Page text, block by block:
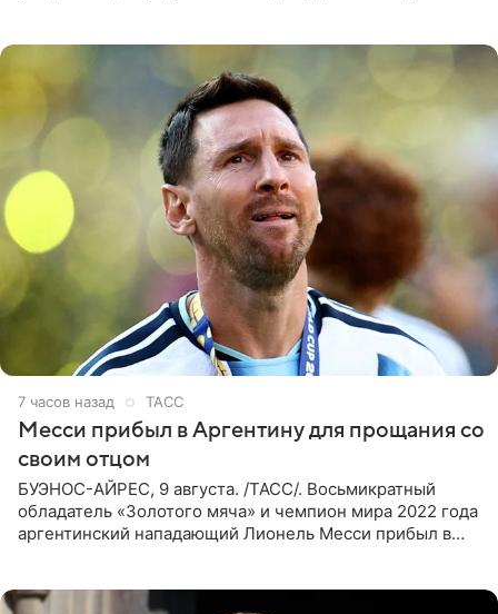
7 часов назад ТАСС
Месси прибыл в Аргентину для прощания со
своим отцом
БУЭНОС-АЙРЕС, 9 августа. /ТАСС/. Восьмикратный
обладатель «Золотого мяча» и чемпион мира 2022 года
аргентинский нападающий Лионель Месси прибыл в